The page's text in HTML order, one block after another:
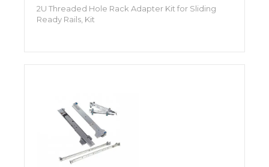
2U Threaded Hole Rack Adapter Kit for Sliding
Ready Rails, Kit